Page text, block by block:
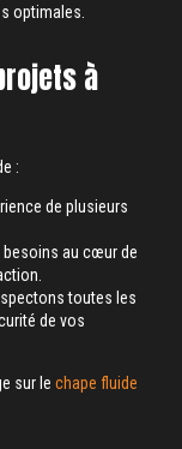
optimales.
à
:
de plusieurs
au cœur de
toutes les
de vos
sur le chape fluide